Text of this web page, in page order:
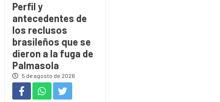
Perfil y
antecedentes de
los reclusos
brasileños que se
dieron a la fuga de
Palmasola
5 de agosto de 2026